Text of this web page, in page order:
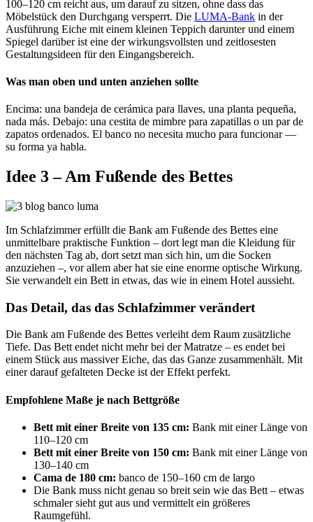
100–120 cm reicht aus, um darauf zu sitzen, ohne dass das
Möbelstück den Durchgang versperrt. Die LUMA-Bank in der
Ausführung Eiche mit einem kleinen Teppich darunter und einem
Spiegel darüber ist eine der wirkungsvollsten und zeitlosesten
Gestaltungsideen für den Eingangsbereich.
Was man oben und unten anziehen sollte
Encima: una bandeja de cerámica para llaves, una planta pequeña,
nada más. Debajo: una cestita de mimbre para zapatillas o un par de
zapatos ordenados. El banco no necesita mucho para funcionar —
su forma ya habla.
Idee 3 – Am Fußende des Bettes
Im Schlafzimmer erfüllt die Bank am Fußende des Bettes eine
unmittelbare praktische Funktion – dort legt man die Kleidung für
den nächsten Tag ab, dort setzt man sich hin, um die Socken
anzuziehen –, vor allem aber hat sie eine enorme optische Wirkung.
Sie verwandelt ein Bett in etwas, das wie in einem Hotel aussieht.
Das Detail, das das Schlafzimmer verändert
Die Bank am Fußende des Bettes verleiht dem Raum zusätzliche
Tiefe. Das Bett endet nicht mehr bei der Matratze – es endet bei
einem Stück aus massiver Eiche, das das Ganze zusammenhält. Mit
einer darauf gefalteten Decke ist der Effekt perfekt.
Empfohlene Maße je nach Bettgröße
Bett mit einer Breite von 135 cm: Bank mit einer Länge von
110–120 cm
Bett mit einer Breite von 150 cm: Bank mit einer Länge von
130–140 cm
Cama de 180 cm: banco de 150–160 cm de largo
Die Bank muss nicht genau so breit sein wie das Bett – etwas
schmaler sieht gut aus und vermittelt ein größeres
Raumgefühl.